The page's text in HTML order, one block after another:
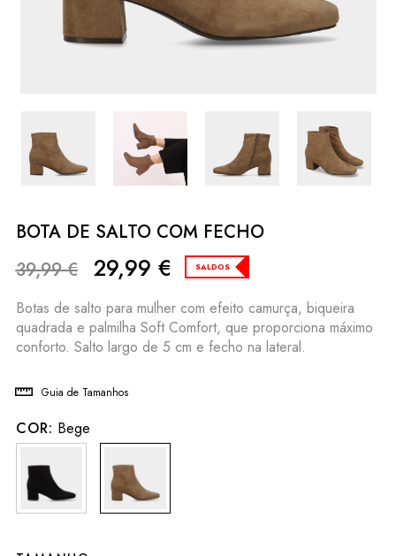
BOTA DE SALTO COM FECHO
39,99€ 29,99 € SALDOS
Botas de salto para mulher com efeito camurça, biqueira
quadrada e palmilha Soft Comfort, que proporciona máximo
conforto. Salto largo de 5 cm e fecho na lateral.
Guia de Tamanhos
COR: Bege